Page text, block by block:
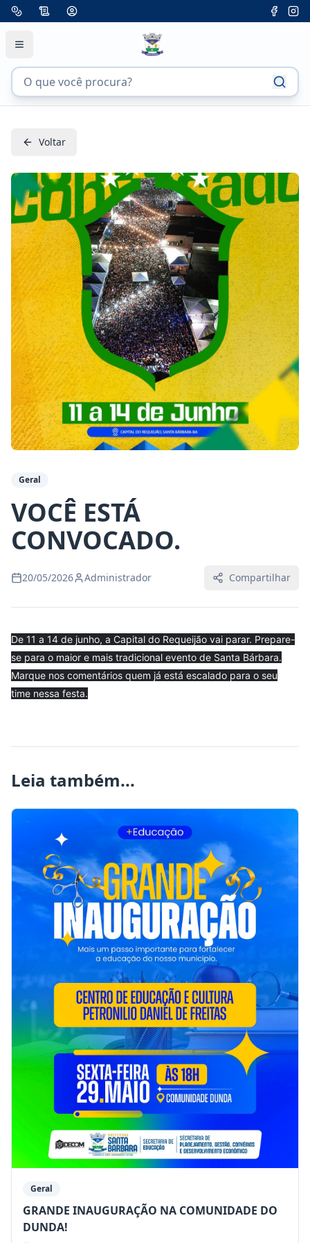
Voltar
Geral
VOCÊ ESTÁ
CONVOCADO.
20/05/2026 Administrador Compartilhar
De 11 a 14 de junho, a Capital do Requeijão vai parar. Prepare-
se para o maior e mais tradicional evento de Santa Bárbara.
Marque nos comentários quem já está escalado para o seu
time nessa festa.
Leia também...
Geral
GRANDE INAUGURAÇÃO NA COMUNIDADE DO
DUNDA!